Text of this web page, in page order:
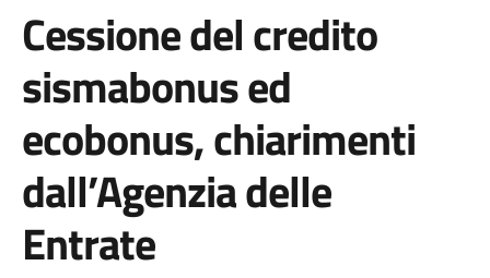
Cessione del credito
sismabonus ed
ecobonus, chiarimenti
dall’Agenzia delle
Entrate